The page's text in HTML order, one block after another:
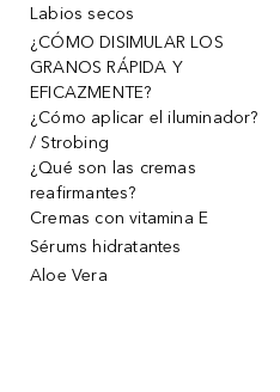
Labios secos
¿CÓMO DISIMULAR LOS
GRANOS RÁPIDA Y
EFICAZMENTE?
¿Cómo aplicar el iluminador?
/ Strobing
¿Qué son las cremas
reafirmantes?
Cremas con vitamina E
Sérums hidratantes
Aloe Vera